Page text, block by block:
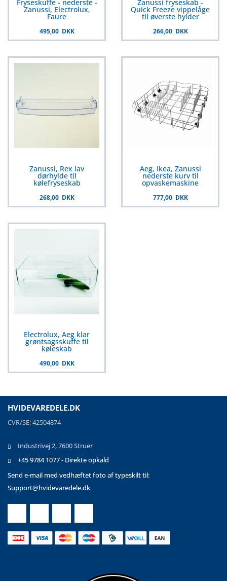
Fryseskuffe - nederste -
Zanussi, Electrolux,
Faure
495,00 DKK
Zanussi fryseskab -
Quick Freeze vippelåge
til øverste hylder
266,00 DKK
Zanussi, Rex lav
dørhylde til
kølefryseskab
268,00 DKK
Aeg, Ikea, Zanussi
nederste kurv til
opvaskemaskine
777,00 DKK
Electrolux, Aeg klar
grøntsagsskuffe til
køleskab
490,00 DKK
HVIDEVAREDELE.DK
CVR/SE: 42504874
Industrivej 2, 7600 Struer
+45 9784 1077 - Direkte opkald
Send e-mail med vedhæftet foto af typeskilt til:
Support@hvidevaredele.dk